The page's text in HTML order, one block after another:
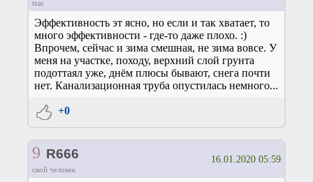
tzar
Эффективность эт ясно, но если и так хватает, то
много эффективности - где-то даже плохо. :)
Впрочем, сейчас и зима смешная, не зима вовсе. У
меня на участке, походу, верхний слой грунта
подоттаял уже, днём плюсы бывают, снега почти
нет. Канализационная труба опустилась немного...
+0
9 R666
свой человек
16.01.2020 05:59